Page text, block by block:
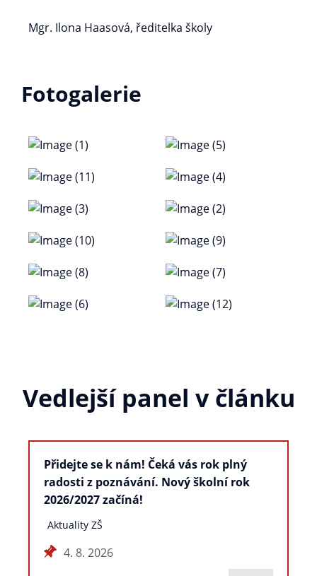
Mgr. Ilona Haasová, ředitelka školy
Fotogalerie
Vedlejší panel v článku
Přidejte se k nám! Čeká vás rok plný
radosti z poznávání. Nový školní rok
2026/2027 začíná!
Aktuality ZŠ
4. 8. 2026